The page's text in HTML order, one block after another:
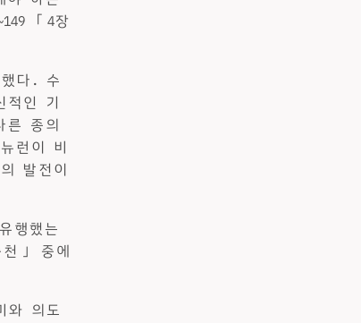
「4장
다. 수
인 기
종의
런이 비
발전이
행했는
」 중에
와 의도